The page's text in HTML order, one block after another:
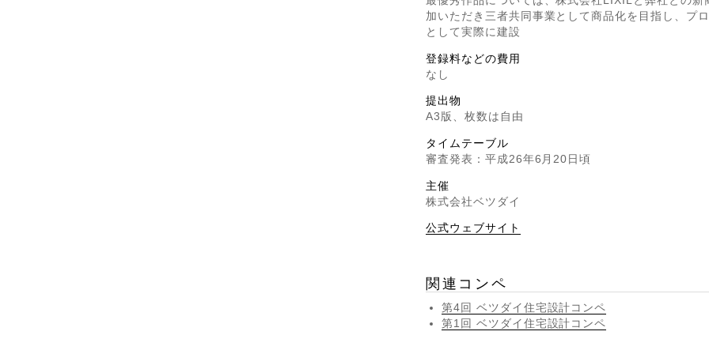
加いただき三者共同事業として商品化を目指し、プ
として実際に建設
登録料などの費用
なし
提出物
A3版、枚数は自由
タイムテーブル
審査発表：平成26年6月20日頃
主催
株式会社ベツダイ
公式ウェブサイト
関連コンペ
第4回 ベツダイ住宅設計コンペ
第1回 ベツダイ住宅設計コンペ